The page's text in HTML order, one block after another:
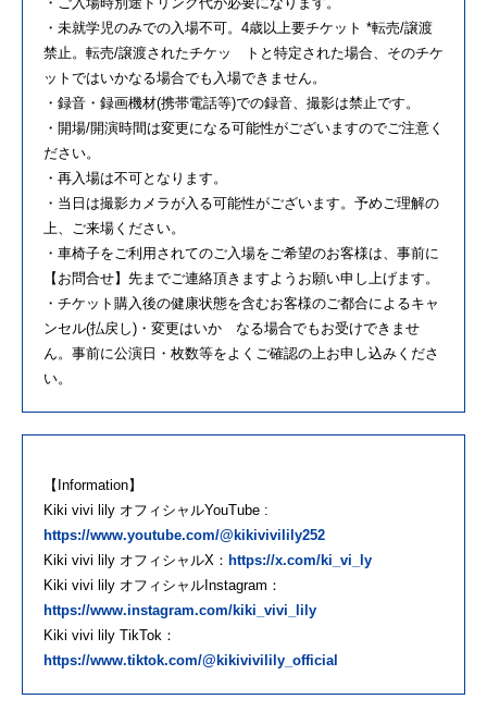
・未就学児のみでの入場不可。4歳以上要チケット *転売/譲渡
禁止。転売/譲渡されたチケッ トと特定された場合、そのチケ
ットではいかなる場合でも入場できません。
・録音・録画機材(携帯電話等)での録音、撮影は禁止です。
・開場/開演時間は変更になる可能性がございますのでご注意く
ださい。
・再入場は不可となります。
・当日は撮影カメラが入る可能性がございます。予めご理解の
上、ご来場ください。
・車椅子をご利用されてのご入場をご希望のお客様は、事前に
【お問合せ】先までご連絡頂きますようお願い申し上げます。
・チケット購入後の健康状態を含むお客様のご都合によるキャ
ンセル(払戻し)・変更はいか なる場合でもお受けできませ
ん。事前に公演日・枚数等をよくご確認の上お申し込みくださ
い。
【Information】
Kiki vivi lily オフィシャルYouTube :
https://www.youtube.com/@kikivivilily252
Kiki vivi lily オフィシャルX： https://x.com/ki_vi_ly
Kiki vivi lily オフィシャルInstagram：
https://www.instagram.com/kiki_vivi_lily
Kiki vivi lily TikTok：
https://www.tiktok.com/@kikivivilily_official